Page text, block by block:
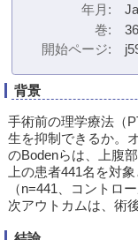
年月
巻
開始ページ
背景
手術前の理学療法（
生を抑制できるか。
のBodenらは、上腹
上の患者441名を対
（n=441、コントロ
次アウトカムは、術